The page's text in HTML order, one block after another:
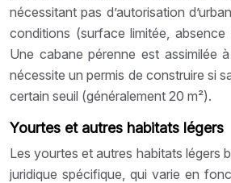
nécessitant pas d’autorisation
conditions (surface limitée,
Une cabane pérenne est assimilée
nécessite un permis de construire si
certain seuil (généralement 20 m²).
Yourtes et autres habitats légers
Les yourtes et autres habitats légers
juridique spécifique, qui varie en